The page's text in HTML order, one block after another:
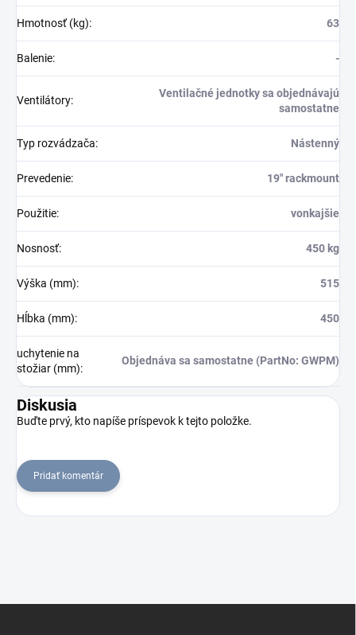
Hmotnosť (kg): 63
Balenie: -
Ventilátory:
Ventilačné jednotky sa objednávajú
samostatne
Typ rozvádzača: Nástenný
Prevedenie: 19" rackmount
Použitie: vonkajšie
Nosnosť: 450 kg
Výška (mm): 515
Hĺbka (mm): 450
uchytenie na
stožiar (mm):
Objednáva sa samostatne (PartNo: GWPM)
Diskusia
Buďte prvý, kto napíše príspevok k tejto položke.
Pridať komentár